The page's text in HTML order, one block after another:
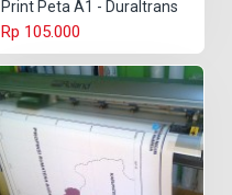
Print Peta A1 - Duraltrans
Rp 105.000